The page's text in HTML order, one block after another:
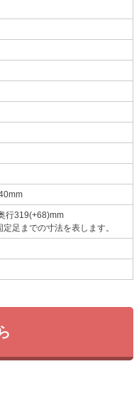
行319(+68)mm
足までの寸法を表します。